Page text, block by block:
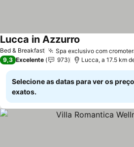
Bed & Breakfast Spa exclusivo com
Lucca in Azzurro
9,3 Excelente 973 Lucca, a 17.5 km
Selecione as datas para ver os
exatos.